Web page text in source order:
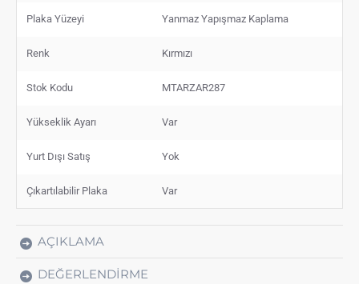
Plaka Yüzeyi Yanmaz Yapışmaz Kaplama
Renk Kırmızı
Stok Kodu MTARZAR287
Yükseklik Ayarı Var
Yurt Dışı Satış Yok
Çıkartılabilir Plaka Var
AÇIKLAMA
DEĞERLENDIRME